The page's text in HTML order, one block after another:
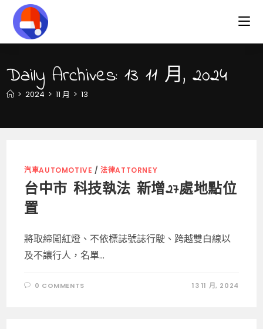
content
Daily Archives: 13 11 月, 2024
> 2024 > 11 月 > 13
汽車AUTOMOTIVE /法律ATTORNEY
台中市 科技執法 新增27處地點位
置
將取締闖紅燈、不依標誌號誌行駛、跨越雙白線以
及不讓行人，名單...
0 COMMENTS 13 11 月, 2024